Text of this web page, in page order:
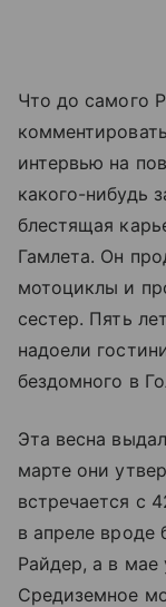
Что до самого
интервью на
какого-нибудь
блестящая
Гамлета. Он
мотоциклы и
сестер. Пять
надоели
бездомного в
Эта весна
марте они
встречается с
в апреле вроде
Райдер, а в мае
Средиземное